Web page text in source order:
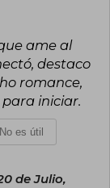
ame al
destaco
romance,
iniciar.
No es útil
de Julio,